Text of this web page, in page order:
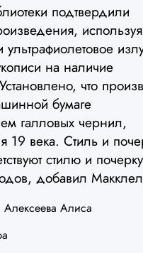
подтвердили
используя
на наличие
что
бумаге
галловых чернил,
19 века. Стиль и
стилю и
добавил
Алексеева Алиса